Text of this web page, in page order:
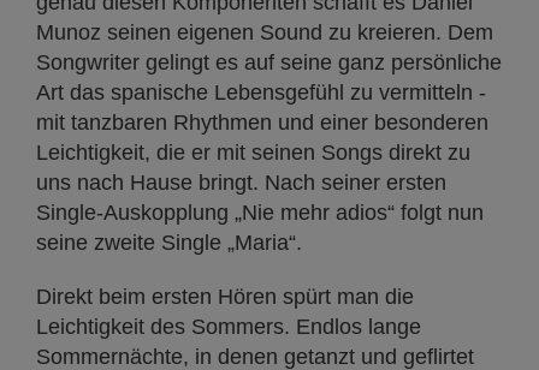
Munoz seinen eigenen Sound zu kreieren. Dem
Songwriter gelingt es auf seine ganz persönliche
Art das spanische Lebensgefühl zu vermitteln -
mit tanzbaren Rhythmen und einer besonderen
Leichtigkeit, die er mit seinen Songs direkt zu
uns nach Hause bringt. Nach seiner ersten
Single-Auskopplung „Nie mehr adios“ folgt nun
seine zweite Single „Maria“.
Direkt beim ersten Hören spürt man die
Leichtigkeit des Sommers. Endlos lange
Sommernächte, in denen getanzt und geflirtet